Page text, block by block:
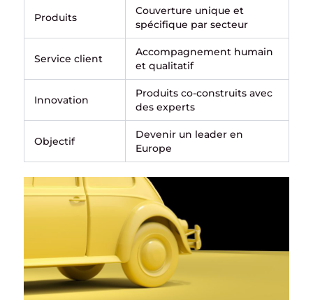
Produits
Couverture unique et
spécifique par secteur
Service client
Accompagnement humain
et qualitatif
Innovation
Produits co-construits avec
des experts
Objectif
Devenir un leader en
Europe